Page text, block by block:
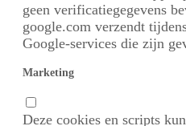
geen verificatiegegevens
google.com verzendt
Google-services die zijn
Marketing
Deze cookies en scripts